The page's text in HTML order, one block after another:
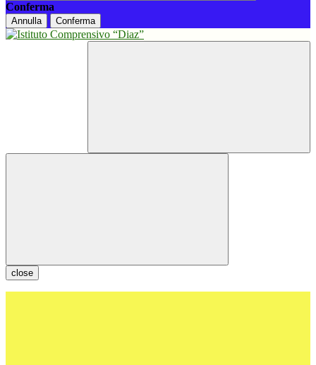
Conferma
Annulla Conferma
close